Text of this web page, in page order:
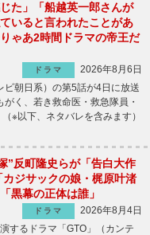
た」「船越英一郎さんが
ていると言われたことがあ
ゃあ2時間ドラマの帝王だ
ドラマ
2026年8月6日
朝日系）の第5話が4日に放送
く、若き救命医・救急隊員・
※以下、ネタバレを含みます）
”反町隆史らが「告白大作
ジサックの娘・梶原叶渚
黒幕の正体は誰」
ドラマ
2026年8月4日
するドラマ「GTO」（カンテ